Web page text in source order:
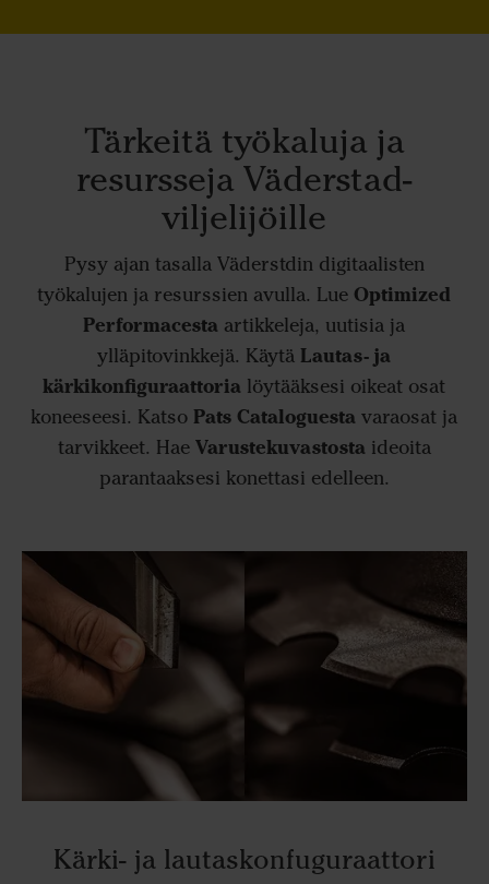
Tärkeitä työkaluja ja
resursseja Väderstad-
viljelijöille
Pysy ajan tasalla Väderstdin digitaalisten
työkalujen ja resurssien avulla. Lue Optimized
Performacesta artikkeleja, uutisia ja
ylläpitovinkkejä. Käytä Lautas- ja
kärkikonfiguraattoria löytääksesi oikeat osat
koneeseesi. Katso Pats Cataloguestavaraosat ja
tarvikkeet. Hae Varustekuvastosta ideoita
parantaaksesi konettasi edelleen.
Kärki- ja lautaskonfuguraattori